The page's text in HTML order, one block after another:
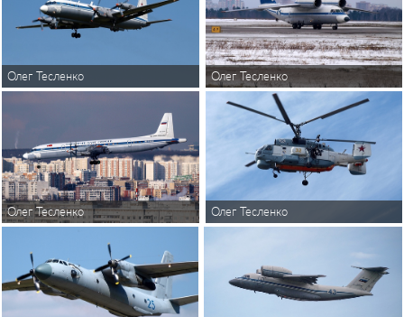
Олег Тесленко Олег Тесленко
Олег Тесленко Олег Тесленко